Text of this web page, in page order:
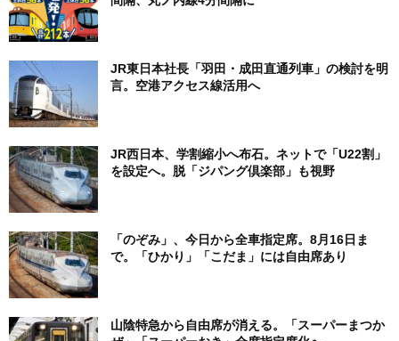
JR東日本社長「羽田・成田直通列車」の検討を明
言。空港アクセス線活用へ
JR西日本、学割縮小へ布石。ネットで「U22割」
を設定へ。脱「ジパング倶楽部」も視野
「のぞみ」、今日から全車指定席。8月16日ま
で。「ひかり」「こだま」には自由席あり
山陰特急から自由席が消える。「スーパーまつか